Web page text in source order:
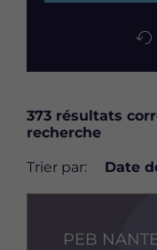
373 résultats
recherche
Trier par:
PEB